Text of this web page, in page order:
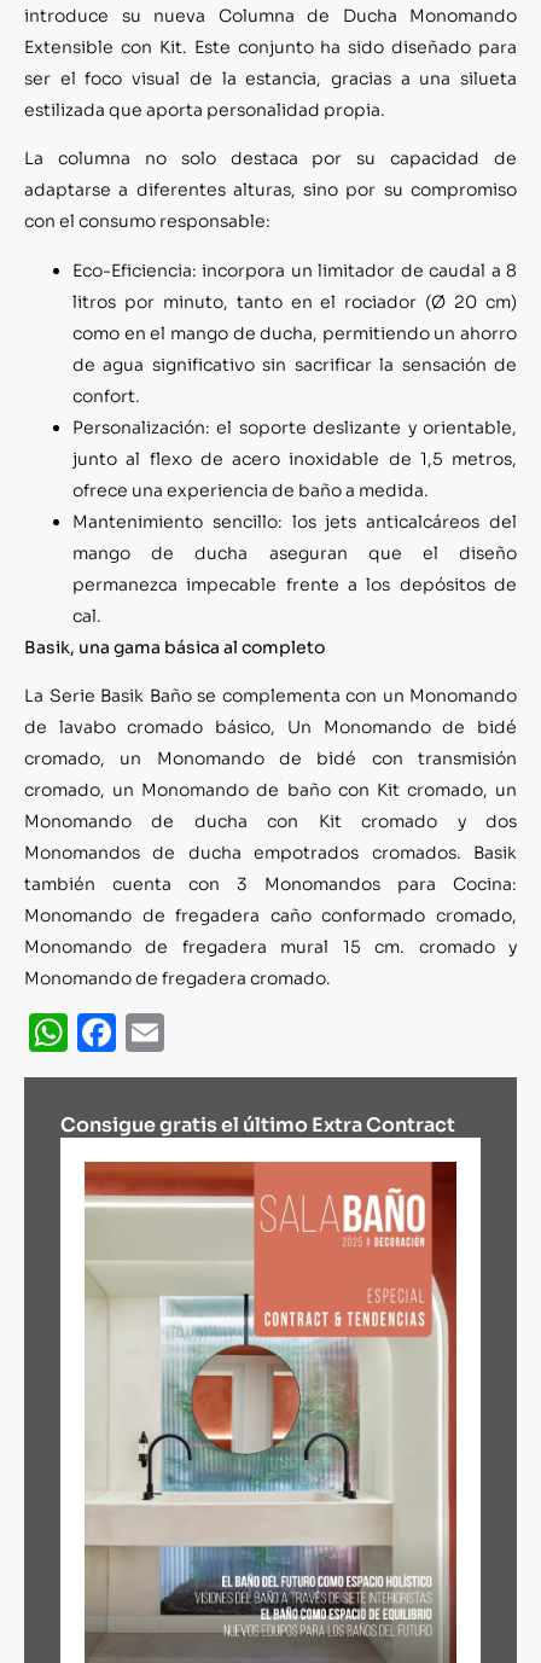
introduce su nueva Columna de Ducha Monomando
Extensible con Kit. Este conjunto ha sido diseñado para
ser el foco visual de la estancia, gracias a una silueta
estilizada que aporta personalidad propia.
La columna no solo destaca por su capacidad de
adaptarse a diferentes alturas, sino por su compromiso
con el consumo responsable:
Eco-Eficiencia: incorpora un limitador de caudal a 8
litros por minuto, tanto en el rociador (Ø 20 cm)
como en el mango de ducha, permitiendo un ahorro
de agua significativo sin sacrificar la sensación de
confort.
Personalización: el soporte deslizante y orientable,
junto al flexo de acero inoxidable de 1,5 metros,
ofrece una experiencia de baño a medida.
Mantenimiento sencillo: los jets anticalcáreos del
mango de ducha aseguran que el diseño
permanezca impecable frente a los depósitos de
cal.
Basik, una gama básica al completo
La Serie Basik Baño se complementa con un Monomando
de lavabo cromado básico, Un Monomando de bidé
cromado, un Monomando de bidé con transmisión
cromado, un Monomando de baño con Kit cromado, un
Monomando de ducha con Kit cromado y dos
Monomandos de ducha empotrados cromados. Basik
también cuenta con 3 Monomandos para Cocina:
Monomando de fregadera caño conformado cromado,
Monomando de fregadera mural 15 cm. cromado y
Monomando de fregadera cromado.
WhatsApp
Facebook
Consigue gratis el último Extra Contract